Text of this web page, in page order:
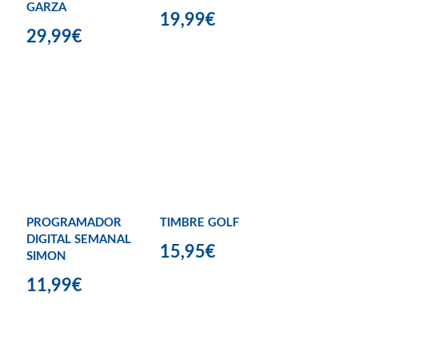
GARZA
29,99€
19,99€
PROGRAMADOR
DIGITAL SEMANAL
SIMON
11,99€
TIMBRE GOLF
15,95€